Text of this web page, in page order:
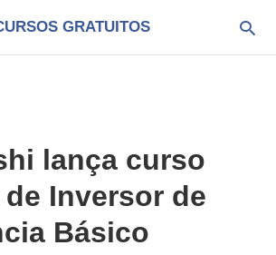
GRATUITOS
lança curso
Inversor de
Básico